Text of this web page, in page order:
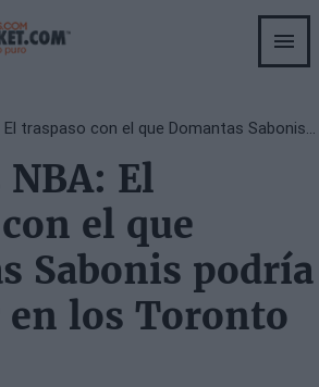
Rumores NBA: El traspaso con el que Domantas Sabonis podría terminar en los Toronto Raptors
El
el que
Sabonis podría
los Toronto